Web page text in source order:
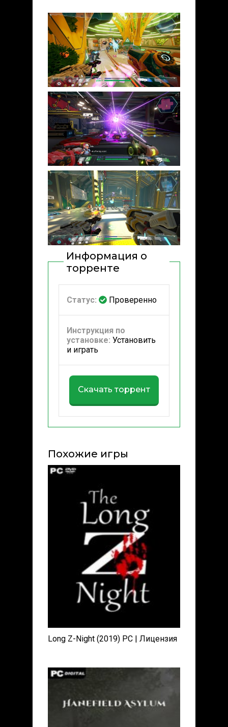
Информация о
торренте
Статус: Проверенно
Инструкция по
установке: Установить
и играть
Скачать торрент
Похожие игры
Long Z-Night (2019) PC | Лицензия